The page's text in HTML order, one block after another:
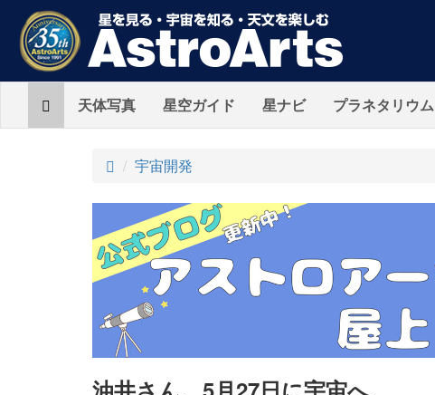
Home天体写真 星空ガイド 星ナビ プラネタリウム
ト
プ
宇宙開発